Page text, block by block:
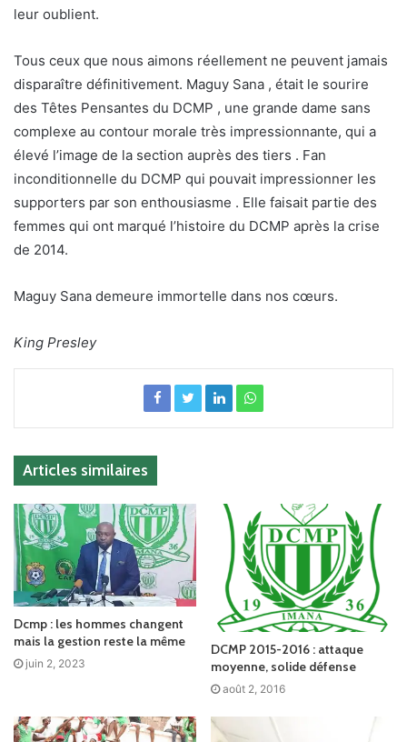
leur oublient.
Tous ceux que nous aimons réellement ne peuvent jamais
disparaître définitivement. Maguy Sana , était le sourire
des Têtes Pensantes du DCMP , une grande dame sans
complexe au contour morale très impressionnante, qui a
élevé l’image de la section auprès des tiers . Fan
inconditionnelle du DCMP qui pouvait impressionner les
supporters par son enthousiasme . Elle faisait partie des
femmes qui ont marqué l’histoire du DCMP après la crise
de 2014.
Maguy Sana demeure immortelle dans nos cœurs.
King Presley
Articles similaires
Dcmp : les hommes changent
mais la gestion reste la même
juin 2, 2023
DCMP 2015-2016 : attaque
moyenne, solide défense
août 2, 2016